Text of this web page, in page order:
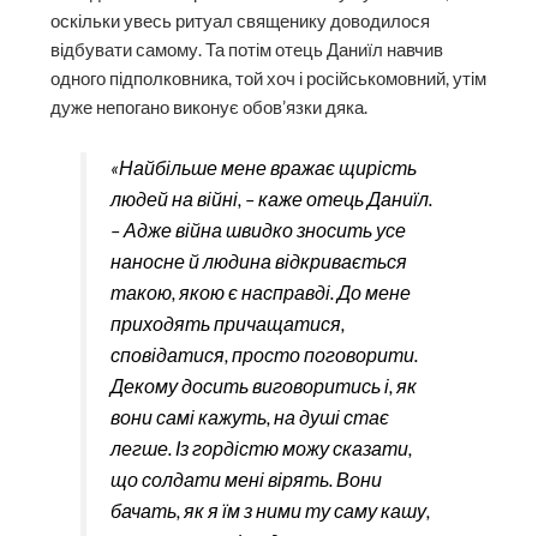
оскільки увесь ритуал священику доводилося
відбувати самому. Та потім отець Даниїл навчив
одного підполковника, той хоч і російськомовний, утім
дуже непогано виконує обов’язки дяка.
«Найбільше мене вражає щирість
людей на війні, – каже отець Даниїл.
– Адже війна швидко зносить усе
наносне й людина відкривається
такою, якою є насправді. До мене
приходять причащатися,
сповідатися, просто поговорити.
Декому досить виговоритись і, як
вони самі кажуть, на душі стає
легше. Із гордістю можу сказати,
що солдати мені вірять. Вони
бачать, як я їм з ними ту саму кашу,